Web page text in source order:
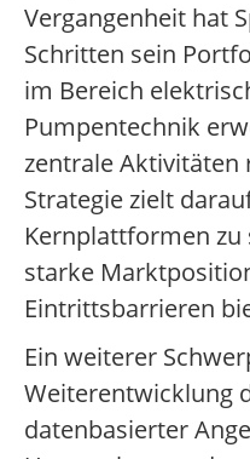
Vergangenheit hat
Schritten sein
im Bereich
Pumpentechnik
zentrale Aktivitäten
Strategie zielt
Kernplattformen
starke
Eintrittsbarrieren
Ein weiterer
Weiterentwicklung
datenbasierter